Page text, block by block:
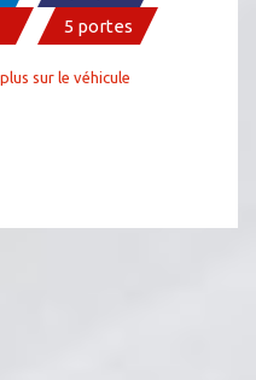
5 portes
sur le véhicule